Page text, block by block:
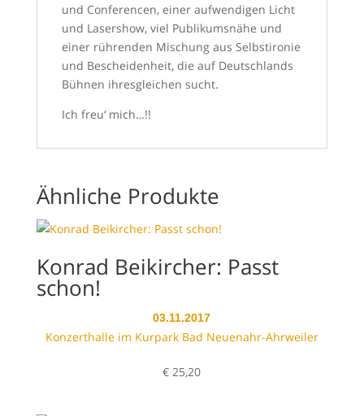
und Conferencen, einer aufwendigen Licht
und Lasershow, viel Publikumsnähe und
einer rührenden Mischung aus Selbstironie
und Bescheidenheit, die auf Deutschlands
Bühnen ihresgleichen sucht.
Ich freu‘ mich…!!
Ähnliche Produkte
Konrad Beikircher: Passt
schon!
03.11.2017
Konzerthalle im Kurpark Bad Neuenahr-Ahrweiler
€ 25,20